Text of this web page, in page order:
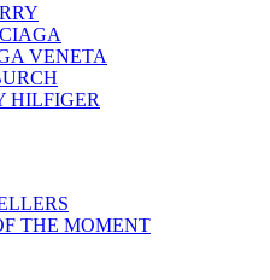
VENETA
HILFIGER
THE MOMENT